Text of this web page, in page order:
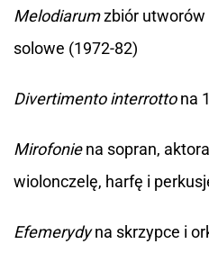
Melodiarumzbiór utworów
solowe (1972-82)
Divertimento interrottona
Mirofoniena sopran,
wiolonczelę, harfę i
Efemerydyna skrzypce i